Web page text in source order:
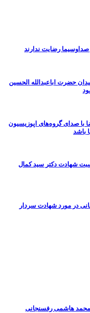
رضایت ندارند
حضرت اباعبدالله الحسین
صدای گروه‌های اپوزیسیون
باشد
شهادت دکتر سید کمال
در مورد شهادت سردار
محمد هاشمی رفسنجانی